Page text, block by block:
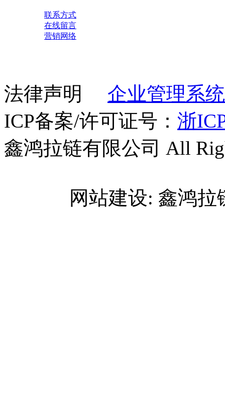
联系方式
在线留言
营销网络
法律声明 企业管理系
ICP备案/许可证号： 浙
鑫鸿拉链有限公司 All
网站建设: 鑫鸿拉